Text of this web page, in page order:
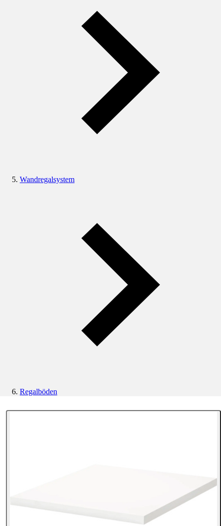
Wandregalsystem
Regalböden